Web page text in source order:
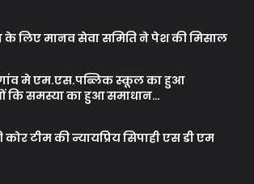
के लिए मानव सेवा समिति ने पेश की मिसाल
मे एम.एस.पब्लिक स्कूल का हुआ
कि समस्या का हुआ समाधान…
टीम की न्यायप्रिय सिपाही एस डी एम